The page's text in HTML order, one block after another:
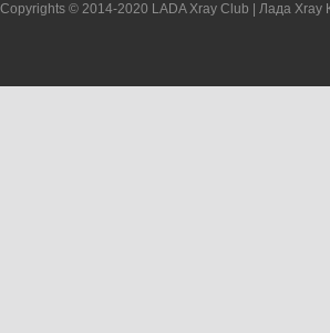
Copyrights © 2014-2020 LADA Xray Club | Лада Xray